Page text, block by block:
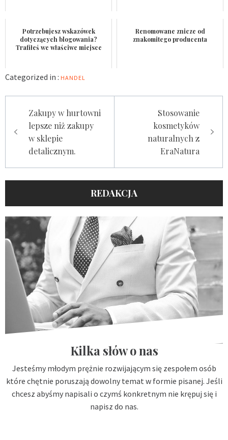
Potrzebujesz wskazówek
dotyczących blogowania?
Trafiłeś we właściwe miejsce
Renomowane znicze od
znakomitego producenta
Categorized in : HANDEL
wpisuZakupy w hurtowni
lepsze niż zakupy
w sklepie
detalicznym.
Stosowanie
kosmetyków
naturalnych z
EraNatura
REDAKCJA
Kilka słów o nas
Jesteśmy młodym prężnie rozwijającym się zespołem osób
które chętnie poruszają dowolny temat w formie pisanej. Jeśli
chcesz abyśmy napisali o czymś konkretnym nie krępuj się i
napisz do nas.